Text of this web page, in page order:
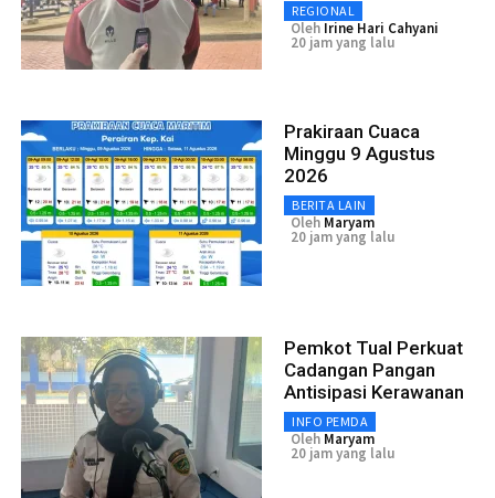
REGIONAL
Oleh Irine Hari Cahyani
20 jam yang lalu
Prakiraan Cuaca
Minggu 9 Agustus
2026
BERITA LAIN
Oleh Maryam
20 jam yang lalu
Pemkot Tual Perkuat
Cadangan Pangan
Antisipasi Kerawanan
INFO PEMDA
Oleh Maryam
20 jam yang lalu